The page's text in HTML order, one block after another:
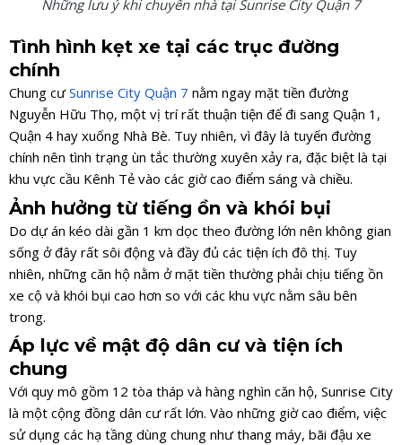
Những lưu ý khi chuyển nhà tại Sunrise City Quận 7
Tình hình kẹt xe tại các trục đường
chính
Chung cưSunrise City Quận 7 nằm ngay mặt tiền đường
Nguyễn Hữu Thọ, một vị trí rất thuận tiện để đi sang Quận 1,
Quận 4 hay xuống Nhà Bè. Tuy nhiên, vì đây là tuyến đường
chính nên tình trạng ùn tắc thường xuyên xảy ra, đặc biệt là tại
khu vực cầu Kênh Tẻ vào các giờ cao điểm sáng và chiều.
Ảnh hưởng từ tiếng ồn và khói bụi
Do dự án kéo dài gần 1 km dọc theo đường lớn nên không gian
sống ở đây rất sôi động và đầy đủ các tiện ích đô thị. Tuy
nhiên, những căn hộ nằm ở mặt tiền thường phải chịu tiếng ồn
xe cộ và khói bụi cao hơn so với các khu vực nằm sâu bên
trong.
Áp lực về mật độ dân cư và tiện ích
chung
Với quy mô gồm 12 tòa tháp và hàng nghìn căn hộ, Sunrise City
là một cộng đồng dân cư rất lớn. Vào những giờ cao điểm, việc
sử dụng các hạ tầng dùng chung như thang máy, bãi đậu xe